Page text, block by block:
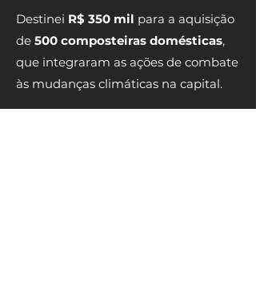
Destinei R$ 350 mil para a aquisição
de 500 composteiras domésticas,
que integraram as ações de combate
às mudanças climáticas na capital.